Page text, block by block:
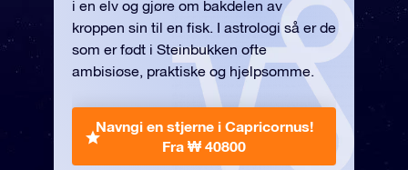
i en elv og gjøre om bakdelen av
kroppen sin til en fisk. I astrologi så er de
som er født i Steinbukken ofte
ambisiøse, praktiske og hjelpsomme.
Navngi en stjerne i Capricornus!
Fra ₩ 40800